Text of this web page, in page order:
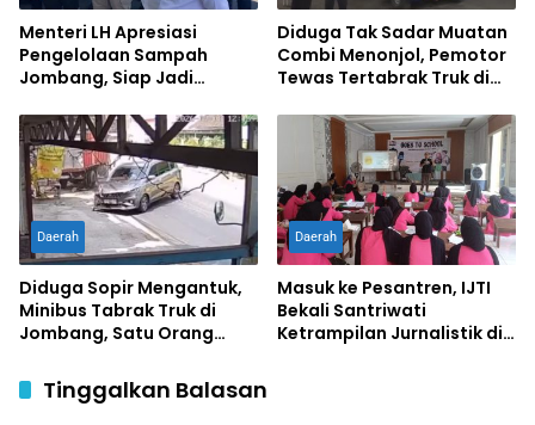
Menteri LH Apresiasi
Pengelolaan Sampah
Jombang, Siap Jadi
Diduga Tak Sadar Muatan
Combi Menonjol, Pemotor
Tewas Tertabrak Truk di
Daerah
Diduga Sopir Mengantuk,
Minibus Tabrak Truk di
Jombang, Satu Orang
Daerah
Masuk ke Pesantren, IJTI
Bekali Santriwati
Ketrampilan Jurnalistik di
Tinggalkan Balasan